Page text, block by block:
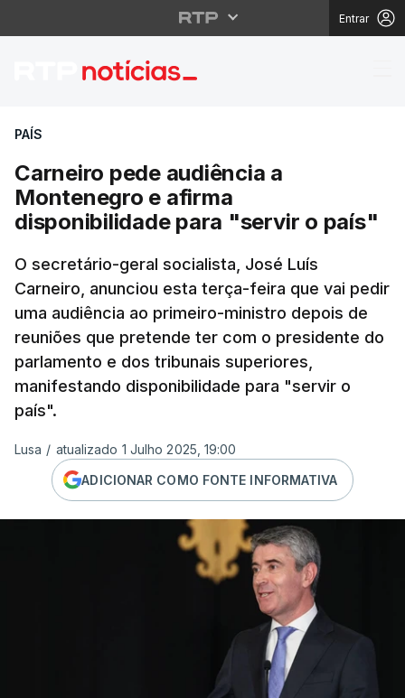
Entrar
Carneiro pede
PAÍS
Carneiro pede audiência a
Montenegro e afirma
disponibilidade para "servir o país"
O secretário-geral socialista, José Luís
Carneiro, anunciou esta terça-feira que vai pedir
uma audiência ao primeiro-ministro depois de
reuniões que pretende ter com o presidente do
parlamento e dos tribunais superiores,
manifestando disponibilidade para "servir o
país".
Lusa / atualizado 1 Julho 2025, 19:00
ADICIONAR COMO FONTE INFORMATIVA